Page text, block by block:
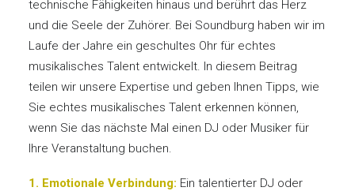
technische Fähigkeiten hinaus und berührt das Herz
und die Seele der Zuhörer. Bei Soundburg haben wir im
Laufe der Jahre ein geschultes Ohr für echtes
musikalisches Talent entwickelt. In diesem Beitrag
teilen wir unsere Expertise und geben Ihnen Tipps, wie
Sie echtes musikalisches Talent erkennen können,
wenn Sie das nächste Mal einen DJ oder Musiker für
Ihre Veranstaltung buchen.
1. Emotionale Verbindung: Ein talentierter DJ oder